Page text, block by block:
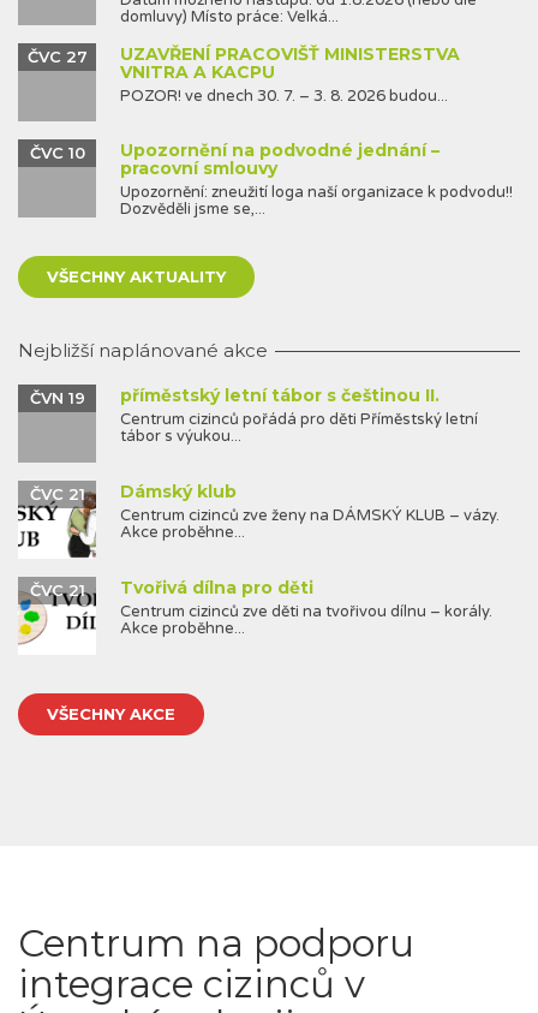
domluvy) Místo práce: Velká...
UZAVŘENÍ PRACOVIŠŤ MINISTERSTVA
VNITRA A KACPU
ČVC 27
POZOR! ve dnech 30. 7. – 3. 8. 2026 budou...
Upozornění na podvodné jednání –
pracovní smlouvy
ČVC 10
Upozornění: zneužití loga naší organizace k podvodu!!
Dozvěděli jsme se,...
VŠECHNY AKTUALITY
Nejbližší naplánované akce
příměstský letní tábor s češtinou II.
ČVN 19
Centrum cizinců pořádá pro děti Příměstský letní
tábor s výukou...
Dámský klub
ČVC 21
Centrum cizinců zve ženy na DÁMSKÝ KLUB – vázy.
Akce proběhne...
Tvořivá dílna pro děti
ČVC 21
Centrum cizinců zve děti na tvořivou dílnu – korály.
Akce proběhne...
VŠECHNY AKCE
Centrum na podporu
integrace cizinců v